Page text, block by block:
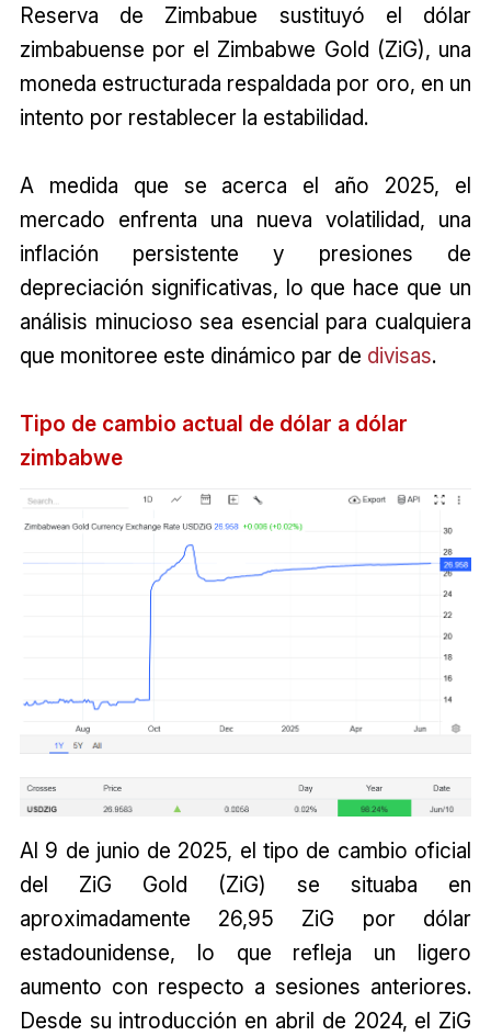
Reserva de Zimbabue sustituyó el dólar
zimbabuense por el Zimbabwe Gold (ZiG), una
moneda estructurada respaldada por oro, en un
intento por restablecer la estabilidad.
A medida que se acerca el año 2025, el
mercado enfrenta una nueva volatilidad, una
inflación persistente y presiones de
depreciación significativas, lo que hace que un
análisis minucioso sea esencial para cualquiera
que monitoree este dinámico par de divisas.
Tipo de cambio actual de dólar a dólar
zimbabwe
Al 9 de junio de 2025, el tipo de cambio oficial
del ZiG Gold (ZiG) se situaba en
aproximadamente 26,95 ZiG por dólar
estadounidense, lo que refleja un ligero
aumento con respecto a sesiones anteriores.
Desde su introducción en abril de 2024, el ZiG